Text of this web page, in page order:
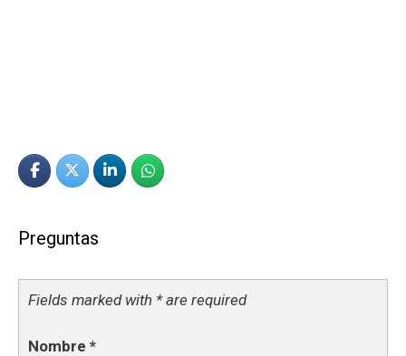
Preguntas
Fields marked with * are required
Nombre *